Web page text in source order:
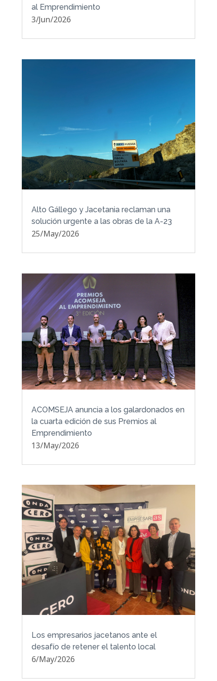
al Emprendimiento
3/Jun/2026
Alto Gállego y Jacetania reclaman una
solución urgente a las obras de la A-23
25/May/2026
ACOMSEJA anuncia a los galardonados en
la cuarta edición de sus Premios al
Emprendimiento
13/May/2026
Los empresarios jacetanos ante el
desafío de retener el talento local
6/May/2026